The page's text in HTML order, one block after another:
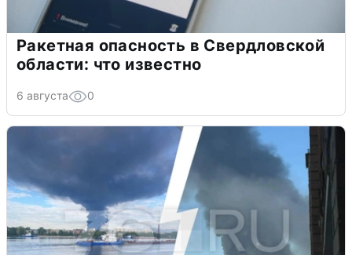
Ракетная опасность в Свердловской
области: что известно
6 августа 0